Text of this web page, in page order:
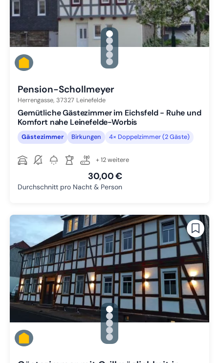
gallery.slide_selector
Zu Slide 1 wechseln
Zu Slide 2 wechseln
Zu Slide 3 wechseln
Zu Slide 4 wechseln
Zu Slide 5 wechseln
Pension-Schollmeyer
Herrengasse, 37327 Leinefelde
Gemütliche Gästezimmer im Eichsfeld - Ruhe und
Komfort nahe Leinefelde-Worbis
Gästezimmer Birkungen 4× Doppelzimmer (2 Gäste)
+ 12 weitere
30,00 €
Durchschnitt pro Nacht & Person
gallery.slide_selector
Zu Slide 1 wechseln
Zu Slide 2 wechseln
Zu Slide 3 wechseln
Zu Slide 4 wechseln
Zu Slide 5 wechseln